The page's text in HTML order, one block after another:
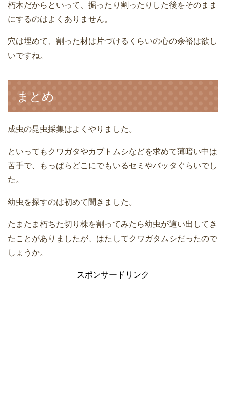
朽木だからといって、掘ったり割ったりした後をそのまま
にするのはよくありません。
穴は埋めて、割った材は片づけるくらいの心の余裕は欲し
いですね。
まとめ
成虫の昆虫採集はよくやりました。
といってもクワガタやカブトムシなどを求めて薄暗い中は
苦手で、もっぱらどこにでもいるセミやバッタぐらいでし
た。
幼虫を探すのは初めて聞きました。
たまたま朽ちた切り株を割ってみたら幼虫が這い出してき
たことがありましたが、はたしてクワガタムシだったので
しょうか。
スポンサードリンク